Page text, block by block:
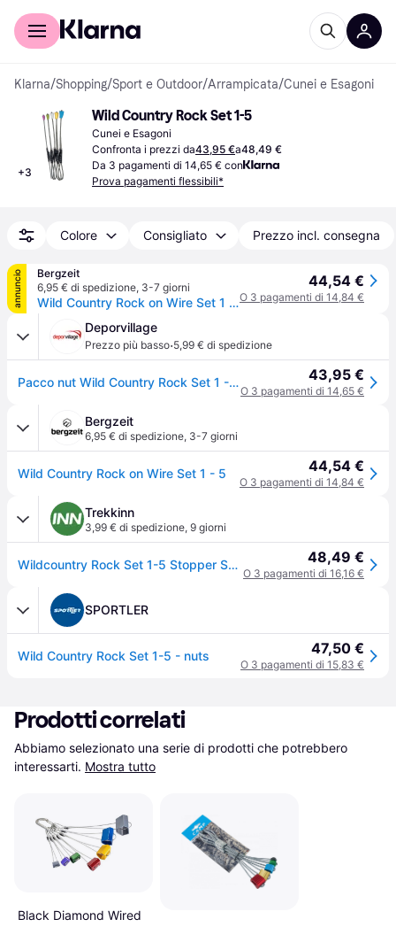
Per il tuo shopping
Klarna/Shopping/Sport e Outdoor/Arrampicata/Cunei e Esagoni
+3
Wild Country Rock Set 1-5
Cunei e Esagoni
Confronta i prezzi da43,95 €a48,49 €
Da 3 pagamenti di 14,65 € con
Prova pagamenti flessibili*
Colore Consigliato Prezzo incl. consegna
annuncio
Bergzeit
6,95 € di spedizione, 3-7 giorni
Wild Country Rock on Wire Set 1 - 5
44,54 €
O 3 pagamenti di 14,84 €
Deporvillage
Prezzo più basso·5,99 € di spedizione
Pacco nut Wild Country Rock Set 1 - 5 multicolor - Violet 43,95 €
O 3 pagamenti di 14,65 €
Bergzeit
6,95 € di spedizione, 3-7 giorni
Wild Country Rock on Wire Set 1 - 5 44,54 €
O 3 pagamenti di 14,84 €
Trekkinn
3,99 € di spedizione, 9 giorni
Wildcountry Rock Set 1-5 Stopper Set Multicolor 1-5 48,49 €
O 3 pagamenti di 16,16 €
SPORTLER
Wild Country Rock Set 1-5 - nuts 47,50 €
O 3 pagamenti di 15,83 €
Prodotti correlati
Abbiamo selezionato una serie di prodotti che potrebbero
interessarti. Mostra tutto
Black Diamond Wired